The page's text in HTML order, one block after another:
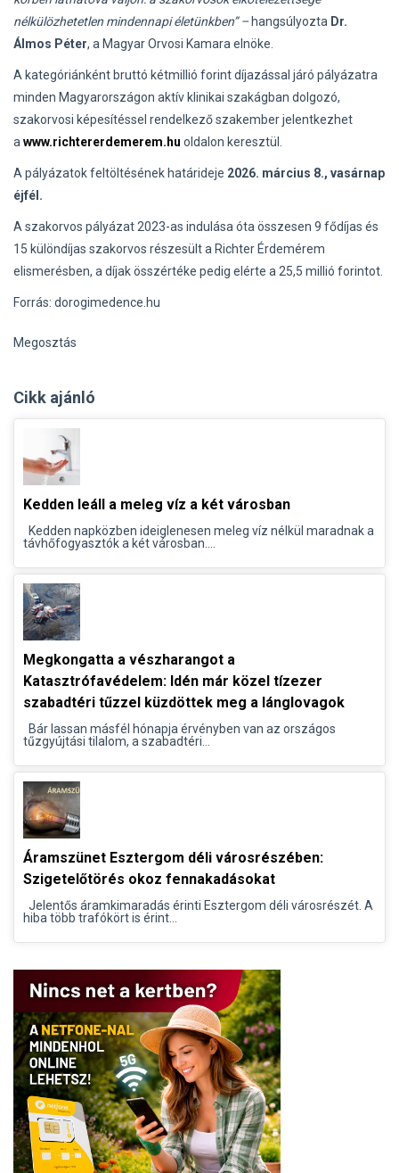
nélkülözhetetlen mindennapi életünkben” – hangsúlyozta Dr.
Álmos Péter, a Magyar Orvosi Kamara elnöke.
A kategóriánként bruttó kétmillió forint díjazással járó pályázatra
minden Magyarországon aktív klinikai szakágban dolgozó,
szakorvosi képesítéssel rendelkező szakember jelentkezhet
awww.richtererdemerem.hu oldalon keresztül.
A pályázatok feltöltésének határideje 2026. március 8., vasárnap
éjfél.
A szakorvos pályázat 2023-as indulása óta összesen 9 fődíjas és
15 különdíjas szakorvos részesült a Richter Érdemérem
elismerésben, a díjak összértéke pedig elérte a 25,5 millió forintot.
Forrás: dorogimedence.hu
Megosztás
Cikk ajánló
Kedden leáll a meleg víz a két városban
Kedden napközben ideiglenesen meleg víz nélkül maradnak a
távhőfogyasztók a két városban....
Megkongatta a vészharangot a
Katasztrófavédelem: Idén már közel tízezer
szabadtéri tűzzel küzdöttek meg a lánglovagok
Bár lassan másfél hónapja érvényben van az országos
tűzgyújtási tilalom, a szabadtéri...
Áramszünet Esztergom déli városrészében:
Szigetelőtörés okoz fennakadásokat
Jelentős áramkimaradás érinti Esztergom déli városrészét. A
hiba több trafókört is érint...